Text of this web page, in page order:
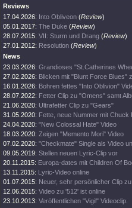
Reviews
17.04.2026: Into Obliveon (Review)
05.01.2017: The Duke (Review)
28.07.2015: VII: Sturm und Drang (Review)
27.01.2012: Resolution (Review)
News
23.03.2026: Grandioses "St.Catherines
27.02.2026: Blicken mit "Blunt Force Blues"
16.01.2026: Bohren fettes "Into Oblivion"
28.07.2022: Fetter Clip zu "Omens" samt
21.06.2020: Ultrafetter Clip zu "Gears"
31.05.2020: Fette, neue Nummer mit Chuck
24.04.2020: "New Colossal Hate" Video
18.03.2020: Zeigen "Memento Mori" Video
07.02.2020: "Checkmate" Single als Video
09.05.2019: Stellen neuen Lyric-Clip vor
20.11.2015: Europa-dates mit Children Of
13.11.2015: Lyric-Video online
01.07.2015: Neuer, sehr persönlicher Clip
12.06.2015: Video zu '512' ist online
23.10.2013: Veröffentlichen "Vigil" Videoclip.